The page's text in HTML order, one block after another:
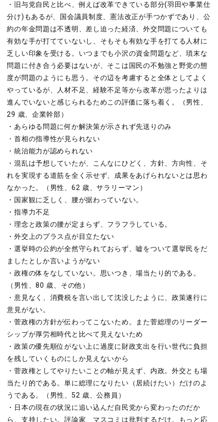
・旧与党自民と比べ、例えば改革できている部分(羽田や事業仕
分け)もあるが、国会議員制度、憲法改正が手つかずであり、公
約の年金問題は不透明、差し迫った経済、外交問題についても
有効な手が打てていないし、そもそも有効な手を打てる人材に
乏しい印象を受ける。いつまでも小沢の資金問題など、瑣末な
問題に付き合う必要はないが、そこは国民の不勉強と野党の態
度が問題のようにも思う。その辺を考慮すると全体としてよく
やっているが、人材不足、経験不足等から改革が思ったよりは
進んでいないと感じられるためこの評価に落ち着く。（男性、
29 歳、企業幹部）
・あらゆる問題に何か解決策が示されず先送りのみ
・首相の指導性が見られない
・統治能力が認められない
・混乱は予想していたが、こんなにひどく、方針、方向性、そ
れを実現する道筋を全く示せず、成果をあげられないとは思わ
なかった。（男性、62 歳、サラリーマン）
・国家観に乏しく、腰が据わっていない。
・指導力不足
・理念と政策の腰が定まらず、フラフラしている。
・外交上のプラス点が目立たない
・選挙時の公約が全然守られておらず、嘘をついて選挙民をだ
ましたとしか言いようがない
・政権の体をなしていない。思いつき、場当たり的である。
（男性、80 歳、その他）
・意見なく、消費税を言い出して沈没したように、政策遂行に
意見がない。
・菅政権の方針が伝わってこないため。また菅総理のリーダー
シップが厚労相時代と比べて見えないため
・政策の優先順位がない上に過度に財政支出を行い世代に負担
を残していくものにしか見えないから
・菅政権としてやりたいことの軸が見えず、内政。外交とも場
当たり的である。単に総理になりたい（居続けたい）だけのよ
うである。（男性、52 歳、公務員）
・日本の現在の状況に追い込んだ自民党から変わったのだか
ら、支持したい。評論家、マスコミは批判するだけ。もっと応